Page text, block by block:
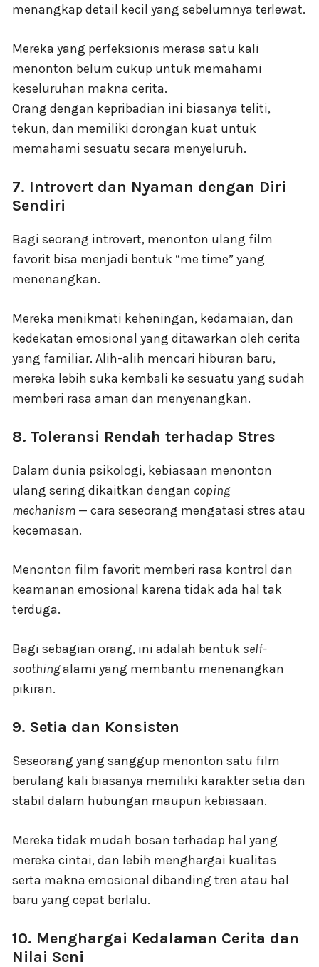
menangkap detail kecil yang sebelumnya terlewat.
Mereka yang perfeksionis merasa satu kali
menonton belum cukup untuk memahami
keseluruhan makna cerita.
Orang dengan kepribadian ini biasanya teliti,
tekun, dan memiliki dorongan kuat untuk
memahami sesuatu secara menyeluruh.
7. Introvert dan Nyaman dengan Diri
Sendiri
Bagi seorang introvert, menonton ulang film
favorit bisa menjadi bentuk “me time” yang
menenangkan.
Mereka menikmati keheningan, kedamaian, dan
kedekatan emosional yang ditawarkan oleh cerita
yang familiar. Alih-alih mencari hiburan baru,
mereka lebih suka kembali ke sesuatu yang sudah
memberi rasa aman dan menyenangkan.
8. Toleransi Rendah terhadap Stres
Dalam dunia psikologi, kebiasaan menonton
ulang sering dikaitkan dengan coping
mechanism — cara seseorang mengatasi stres atau
kecemasan.
Menonton film favorit memberi rasa kontrol dan
keamanan emosional karena tidak ada hal tak
terduga.
Bagi sebagian orang, ini adalah bentuk self-
soothingalami yang membantu menenangkan
pikiran.
9. Setia dan Konsisten
Seseorang yang sanggup menonton satu film
berulang kali biasanya memiliki karakter setia dan
stabil dalam hubungan maupun kebiasaan.
Mereka tidak mudah bosan terhadap hal yang
mereka cintai, dan lebih menghargai kualitas
serta makna emosional dibanding tren atau hal
baru yang cepat berlalu.
10. Menghargai Kedalaman Cerita dan
Nilai Seni